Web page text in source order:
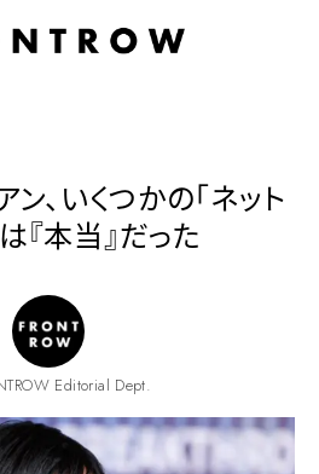
、いくつかの「ネット
『本当』だった
Editorial Dept.